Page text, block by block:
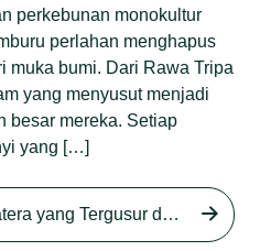
Tripa
27 Agu 2025
perkebunan monokultur
perlahan menghapus
muka bumi. Dari Rawa Tripa
yang menyusut menjadi
besar mereka. Setiap
yang […]
Kisah Orangutan Sumatera yang Tergusur dari Rumah Sendiri series